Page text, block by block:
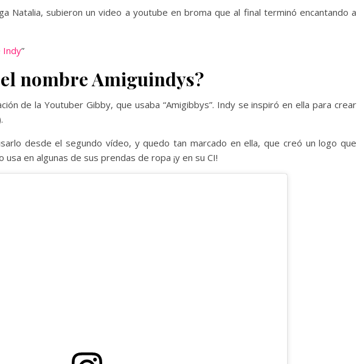
Natalia, subieron un video a youtube en broma que al final terminó encantando a
Indy”
nombre Amiguindys?
de la Youtuber Gibby, que usaba “Amigibbys”. Indy se inspiró en ella para crear
desde el segundo vídeo, y quedo tan marcado en ella, que creó un logo que
en algunas de sus prendas de ropa ¡y en su CI!